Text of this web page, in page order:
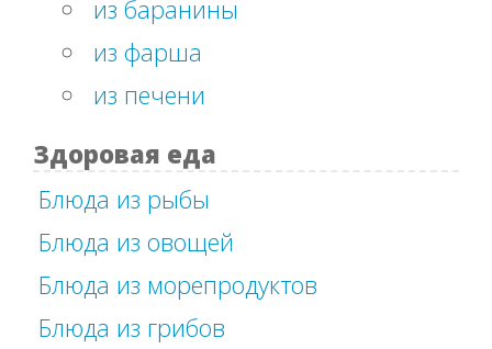
из баранины
из фарша
из печени
Здоровая еда
Блюда из рыбы
Блюда из овощей
Блюда из морепродуктов
Блюда из грибов